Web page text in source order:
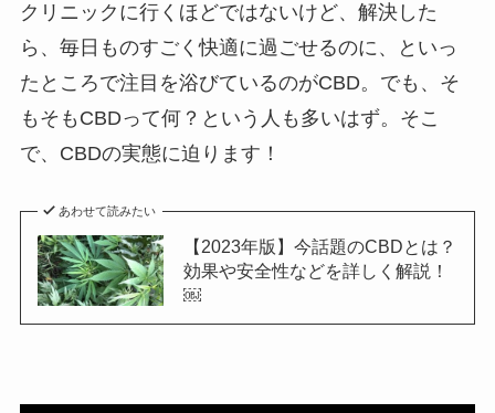
クリニックに行くほどではないけど、解決した
ら、毎日ものすごく快適に過ごせるのに、といっ
たところで注目を浴びているのがCBD。でも、そ
もそもCBDって何？という人も多いはず。そこ
で、CBDの実態に迫ります！
あわせて読みたい
【2023年版】今話題のCBDとは？
効果や安全性などを詳しく解説！
￼